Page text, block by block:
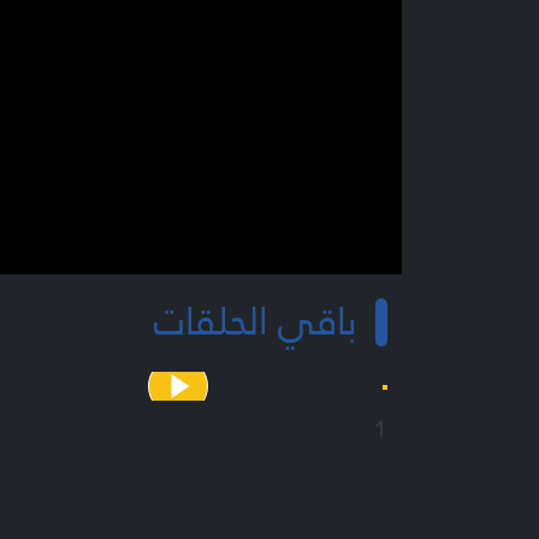
باقي الحلقات
1